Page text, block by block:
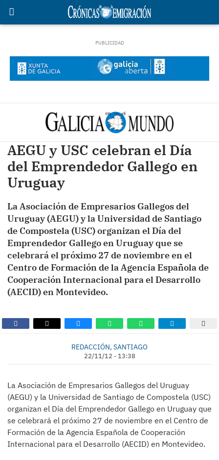
AEGU y USC celebran el Día
del Emprendedor Gallego en
Uruguay
La Asociación de Empresarios Gallegos del
Uruguay (AEGU) y la Universidad de Santiago
de Compostela (USC) organizan el Día del
Emprendedor Gallego en Uruguay que se
celebrará el próximo 27 de noviembre en el
Centro de Formación de la Agencia Española de
Cooperación Internacional para el Desarrollo
(AECID) en Montevideo.
REDACCIÓN, SANTIAGO
22/11/12 - 13:38
La Asociación de Empresarios Gallegos del Uruguay
(AEGU) y la Universidad de Santiago de Compostela (USC)
organizan el Día del Emprendedor Gallego en Uruguay que
se celebrará el próximo 27 de noviembre en el Centro de
Formación de la Agencia Española de Cooperación
Internacional para el Desarrollo (AECID) en Montevideo.